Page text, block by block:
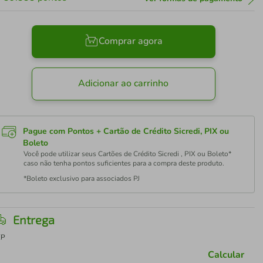
Comprar agora
Adicionar ao carrinho
Pague com Pontos + Cartão de Crédito Sicredi, PIX ou
Boleto
Você pode utilizar seus Cartões de Crédito Sicredi , PIX ou Boleto*
caso não tenha pontos suficientes para a compra deste produto.
*Boleto exclusivo para associados PJ
Entrega
Calcular